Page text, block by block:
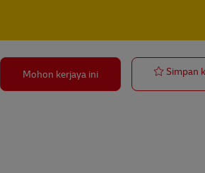
Mohon kerjaya ini Simpan